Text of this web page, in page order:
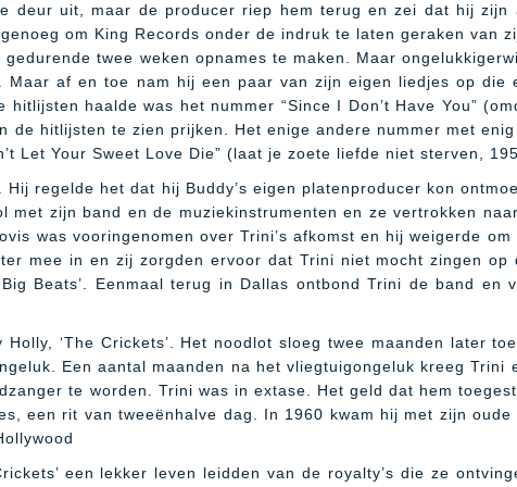
deur uit, maar de producer riep hem terug en zei dat hij zijn
om King Records onder de indruk te laten geraken van
twee weken opnames te maken. Maar
af en toe nam hij een paar van zijn eigen liedjes op die
haalde was het nummer “Since I Don’t Have You”
hitlijsten te zien prijken. Het enige andere nummer met
Let Your Sweet Love Die” (laat je zoete liefde niet sterven,
regelde het dat hij Buddy’s eigen platenproducer kon
zijn band en de muziekinstrumenten en ze vertrokken
was vooringenomen over Trini’s afkomst en hij weigerde
mee in en zij zorgden ervoor dat Trini niet mocht zingen op
Beats’. Eenmaal terug in Dallas ontbond Trini de band en
‘The Crickets’. Het noodlot sloeg twee maanden later
Een aantal maanden na het vliegtuigongeluk kreeg Trini
te worden. Trini was in extase. Het geld dat hem
een rit van tweeënhalve dag. In 1960 kwam hij met zijn oude
een lekker leven leidden van de royalty’s die ze